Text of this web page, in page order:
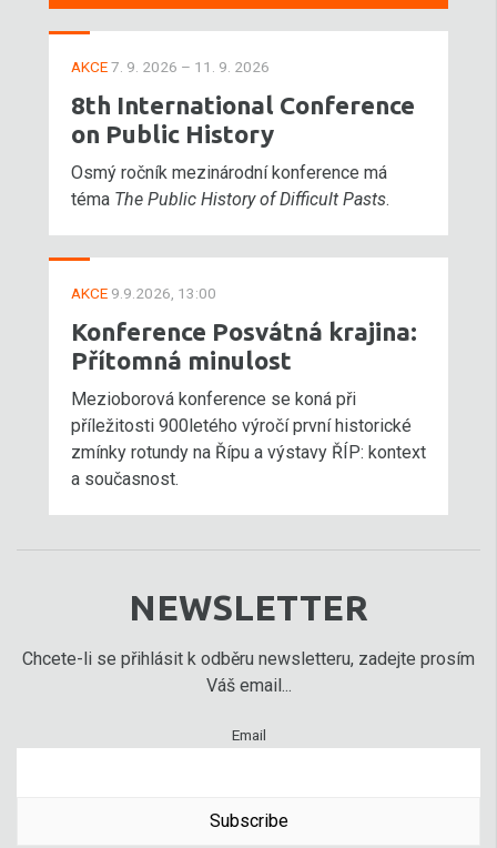
AKCE7. 9. 2026 – 11. 9. 2026
8th International Conference
on Public History
Osmý ročník mezinárodní konference má
téma The Public History of Difficult Pasts.
AKCE 9.9.2026, 13:00
Konference Posvátná krajina:
Přítomná minulost
Mezioborová konference se koná při
příležitosti 900letého výročí první historické
zmínky rotundy na Řípu a výstavy ŘÍP: kontext
a současnost.
NEWSLETTER
Chcete-li se přihlásit k odběru newsletteru, zadejte prosím
Váš email...
Email
Subscribe